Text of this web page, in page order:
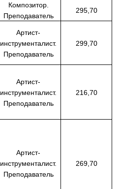
Композитор.
Преподаватель
295,70
Артист-
инструменталист.
Преподаватель
299,70
Артист-
инструменталист.
Преподаватель
216,70
Артист-
инструменталист.
Преподаватель
269,70